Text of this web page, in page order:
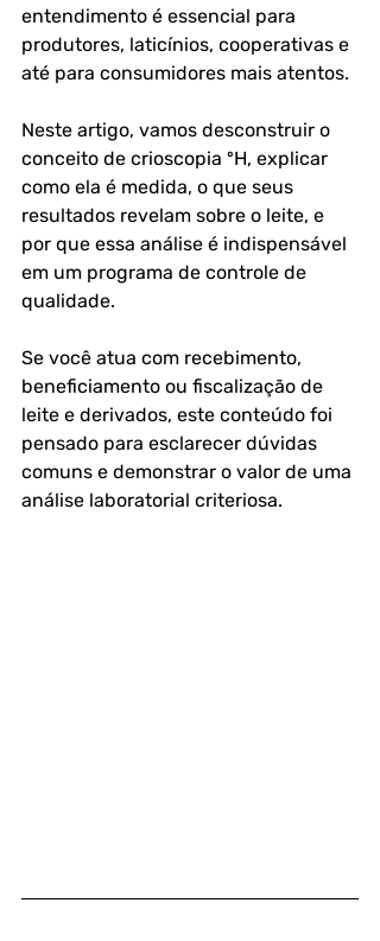
entendimento é essencial para
produtores, laticínios, cooperativas e
até para consumidores mais atentos.
Neste artigo, vamos desconstruir o
conceito de crioscopia ºH, explicar
como ela é medida, o que seus
resultados revelam sobre o leite, e
por que essa análise é indispensável
em um programa de controle de
qualidade.
Se você atua com recebimento,
beneficiamento ou fiscalização de
leite e derivados, este conteúdo foi
pensado para esclarecer dúvidas
comuns e demonstrar o valor de uma
análise laboratorial criteriosa.